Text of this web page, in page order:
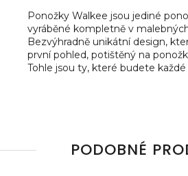
Ponožky Walkee jsou jediné
vyráběné kompletně v
Bezvýhradně unikátní design,
první pohled, potištěný na
Tohle jsou ty, které budete každé
PODOBNÉ